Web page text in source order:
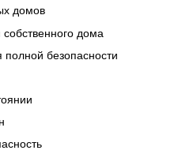
домов
собственного дома
полной безопасности